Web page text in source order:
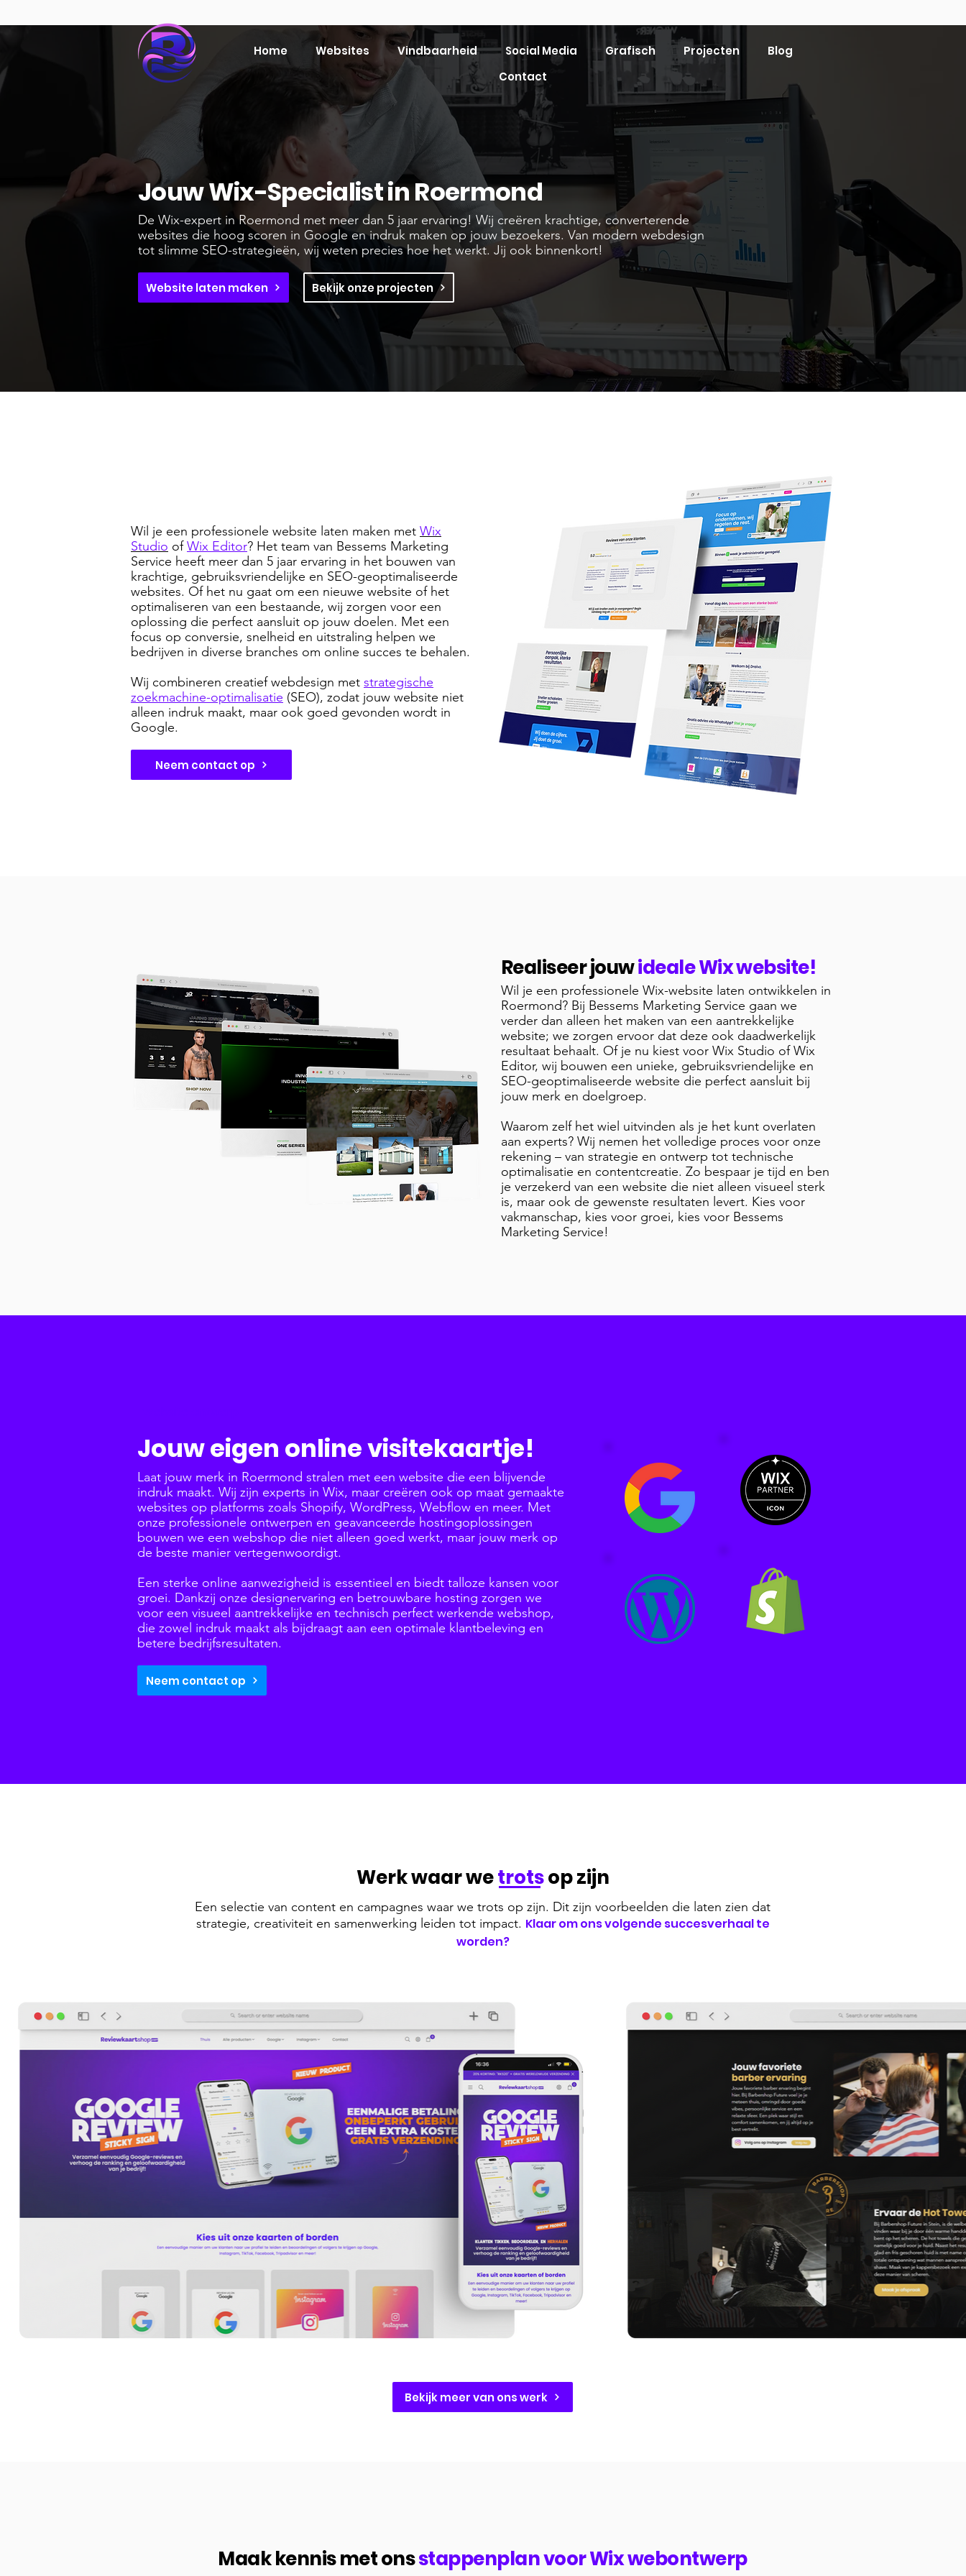
Home Websites Vindbaarheid Social Media Grafisch Projecten
Blog
Contact
Jouw Wix-Specialist in Roermond
De Wix-expert in Roermond met meer dan 5 jaar ervaring! Wij creëren krachtige, converterende
websites die hoog scoren in Google en indruk maken op jouw bezoekers. Van modern webdesign
tot slimme SEO-strategieën, wij weten precies hoe het werkt. Jij ook binnenkort!
Website laten maken Bekijk onze projecten
Wil je een professionele website laten maken met Wix
Studio ofWix Editor? Het team van Bessems Marketing
Service heeft meer dan 5 jaar ervaring in het bouwen van
krachtige, gebruiksvriendelijke en SEO-geoptimaliseerde
websites. Of het nu gaat om een nieuwe website of het
optimaliseren van een bestaande, wij zorgen voor een
oplossing die perfect aansluit op jouw doelen. Met een
focus op conversie, snelheid en uitstraling helpen we
bedrijven in diverse branches om online succes te behalen.
Wij combineren creatief webdesign met strategische
zoekmachine-optimalisatie (SEO), zodat jouw website niet
alleen indruk maakt, maar ook goed gevonden wordt in
Google.
Neem contact op
Realiseer jouwideale Wix website!
Wil je een professionele Wix-website laten ontwikkelen in
Roermond? Bij Bessems Marketing Service gaan we
verder dan alleen het maken van een aantrekkelijke
website; we zorgen ervoor dat deze ook daadwerkelijk
resultaat behaalt. Of je nu kiest voor Wix Studio of Wix
Editor, wij bouwen een unieke, gebruiksvriendelijke en
SEO-geoptimaliseerde website die perfect aansluit bij
jouw merk en doelgroep.
Waarom zelf het wiel uitvinden als je het kunt overlaten
aan experts? Wij nemen het volledige proces voor onze
rekening – van strategie en ontwerp tot technische
optimalisatie en contentcreatie. Zo bespaar je tijd en ben
je verzekerd van een website die niet alleen visueel sterk
is, maar ook de gewenste resultaten levert. Kies voor
vakmanschap, kies voor groei, kies voor Bessems
Marketing Service!
Jouw eigen online visitekaartje!
Laat jouw merk in Roermond stralen met een website die een blijvende
indruk maakt. Wij zijn experts in Wix, maar creëren ook op maat gemaakte
websites op platforms zoals Shopify, WordPress, Webflow en meer. Met
onze professionele ontwerpen en geavanceerde hostingoplossingen
bouwen we een webshop die niet alleen goed werkt, maar jouw merk op
de beste manier vertegenwoordigt.
Een sterke online aanwezigheid is essentieel en biedt talloze kansen voor
groei. Dankzij onze designervaring en betrouwbare hosting zorgen we
voor een visueel aantrekkelijke en technisch perfect werkende webshop,
die zowel indruk maakt als bijdraagt aan een optimale klantbeleving en
betere bedrijfsresultaten.
Neem contact op
Werk waar wetrotsop zijn
Een selectie van content en campagnes waar we trots op zijn. Dit zijn voorbeelden die laten zien dat
strategie, creativiteit en samenwerking leiden tot impact. Klaar om ons volgende succesverhaal te
worden?
Bekijk meer van ons werk
Maak kennis met onsstappenplan voor Wix webontwerp